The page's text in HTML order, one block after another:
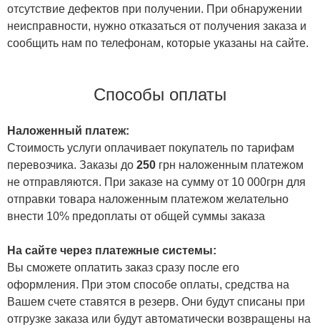
отсутствие дефектов при получении. При обнаружении
неисправности, нужно отказаться от получения заказа и
сообщить нам по телефонам, которые указаны на сайте.
Способы оплаты
Наложенный платеж:
Стоимость услуги оплачивает покупатель по тарифам
перевозчика. Заказы до 250 грн наложенным платежом
не отправляются. При заказе на сумму от 10 000грн для
отправки товара наложенным платежом желательно
внести 10% предоплаты от общей суммы заказа
На сайте через платежные системы:
Вы сможете оплатить заказ сразу после его
оформления. При этом способе оплаты, средства на
Вашем счете ставятся в резерв. Они будут списаны при
отгрузке заказа или будут автоматически возвращены на